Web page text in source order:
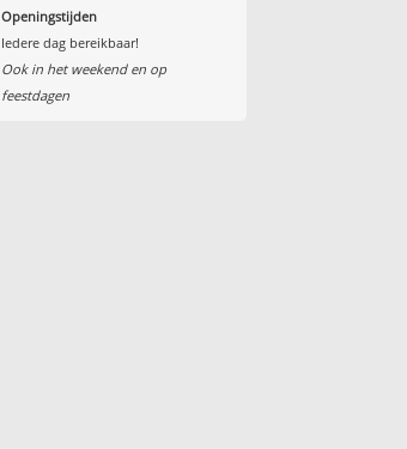
Openingstijden
Iedere dag bereikbaar!
Ook in het weekend en op
feestdagen